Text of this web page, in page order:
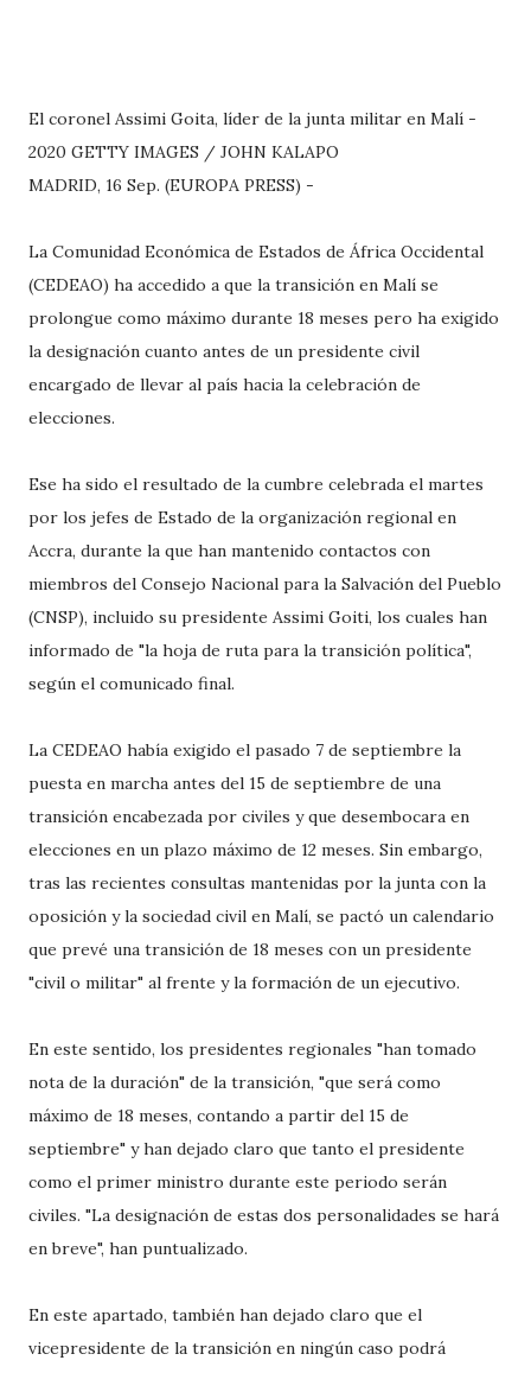
El coronel Assimi Goita, líder de la junta militar en Malí -
2020 GETTY IMAGES / JOHN KALAPO
MADRID, 16 Sep. (EUROPA PRESS) -
La Comunidad Económica de Estados de África Occidental
(CEDEAO) ha accedido a que la transición en Malí se
prolongue como máximo durante 18 meses pero ha exigido
la designación cuanto antes de un presidente civil
encargado de llevar al país hacia la celebración de
elecciones.
Ese ha sido el resultado de la cumbre celebrada el martes
por los jefes de Estado de la organización regional en
Accra, durante la que han mantenido contactos con
miembros del Consejo Nacional para la Salvación del Pueblo
(CNSP), incluido su presidente Assimi Goiti, los cuales han
informado de "la hoja de ruta para la transición política",
según el comunicado final.
La CEDEAO había exigido el pasado 7 de septiembre la
puesta en marcha antes del 15 de septiembre de una
transición encabezada por civiles y que desembocara en
elecciones en un plazo máximo de 12 meses. Sin embargo,
tras las recientes consultas mantenidas por la junta con la
oposición y la sociedad civil en Malí, se pactó un calendario
que prevé una transición de 18 meses con un presidente
"civil o militar" al frente y la formación de un ejecutivo.
En este sentido, los presidentes regionales "han tomado
nota de la duración" de la transición, "que será como
máximo de 18 meses, contando a partir del 15 de
septiembre" y han dejado claro que tanto el presidente
como el primer ministro durante este periodo serán
civiles. "La designación de estas dos personalidades se hará
en breve", han puntualizado.
En este apartado, también han dejado claro que el
vicepresidente de la transición en ningún caso podrá